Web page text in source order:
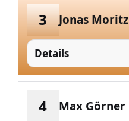
3 Jonas Moritz
Details
4 Max Görner